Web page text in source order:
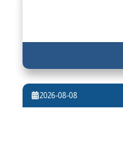
2026-08-08